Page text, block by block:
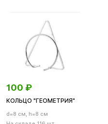
100 ₽
КОЛЬЦО "ГЕОМЕТРИЯ"
d=8 см, h=8 см